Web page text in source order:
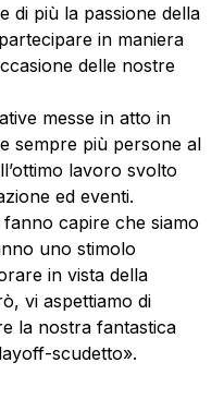
di più la passione della
in maniera
delle nostre
messe in atto in
sempre più persone al
lavoro svolto
ed eventi.
capire che siamo
uno stimolo
in vista della
vi aspettiamo di
la nostra fantastica
scudetto».